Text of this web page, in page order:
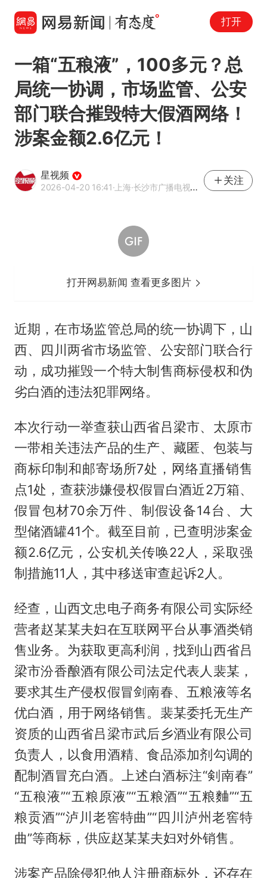
打开
一箱“五稂液”，100多元？总
局统一协调，市场监管、公安
部门联合摧毁特大假酒网络！
涉案金额2.6亿元！
星视频
2026-04-20 16:41·上海·长沙市广播电视台官方账号
关注
打开网易新闻 查看更多图片
近期，在市场监管总局的统一协调下，山
西、四川两省市场监管、公安部门联合行
动，成功摧毁一个特大制售商标侵权和伪
劣白酒的违法犯罪网络。
本次行动一举查获山西省吕梁市、太原市
一带相关违法产品的生产、藏匿、包装与
商标印制和邮寄场所7处，网络直播销售
点1处，查获涉嫌侵权假冒白酒近2万箱、
假冒包材70余万件、制假设备14台、大
型储酒罐41个。截至目前，已查明涉案金
额2.6亿元，公安机关传唤22人，采取强
制措施11人，其中移送审查起诉2人。
经查，山西文忠电子商务有限公司实际经
营者赵某某夫妇在互联网平台从事酒类销
售业务。为获取更高利润，找到山西省吕
梁市汾香酿酒有限公司法定代表人裴某，
要求其生产侵权假冒剑南春、五粮液等名
优白酒，用于网络销售。裴某委托无生产
资质的山西省吕梁市武后乡酒业有限公司
负责人，以食用酒精、食品添加剂勾调的
配制酒冒充白酒。上述白酒标注“剣南春”
“五稂液”“五粮原液”“五粮酒”“五粮麯”“五
粮贡酒”“泸川老窖特曲”“四川泸州老窖特
曲”等商标，供应赵某某夫妇对外销售。
涉案产品除侵犯他人注册商标外，还存在